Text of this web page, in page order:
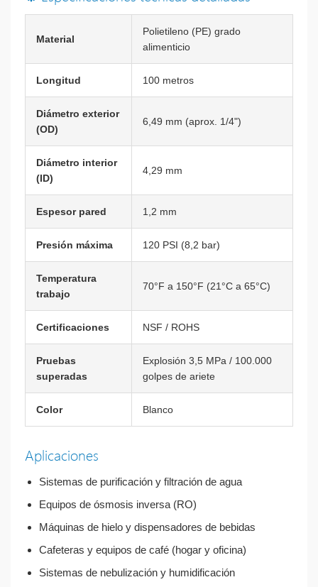
Material
Polietileno (PE) grado
alimenticio
Longitud 100 metros
Diámetro exterior
(OD)
6,49 mm (aprox. 1/4")
Diámetro interior
(ID)
4,29 mm
Espesor pared 1,2 mm
Presión máxima 120 PSI (8,2 bar)
Temperatura
trabajo
70°F a 150°F (21°C a 65°C)
Certificaciones NSF / ROHS
Pruebas
superadas
Explosión 3,5 MPa / 100.000
golpes de ariete
Color Blanco
Aplicaciones
Sistemas de purificación y filtración de agua
Equipos de ósmosis inversa (RO)
Máquinas de hielo y dispensadores de bebidas
Cafeteras y equipos de café (hogar y oficina)
Sistemas de nebulización y humidificación